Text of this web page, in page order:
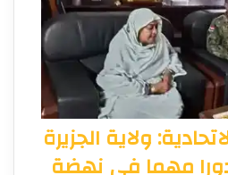
ولاية الجزيرة
مهما في نهضة